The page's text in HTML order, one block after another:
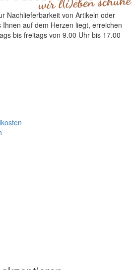
Nachlieferbarkeit von Artikeln oder
auf dem Herzen liegt, erreichen
bis freitags von 9.00 Uhr bis 17.00